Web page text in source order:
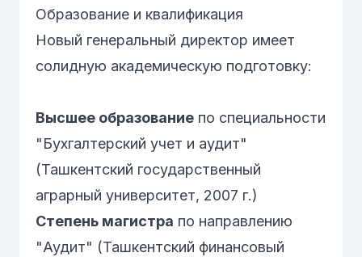
Образование и квалификация
Новый генеральный директор имеет
солидную академическую подготовку:
Высшее образование по специальности
"Бухгалтерский учет и аудит"
(Ташкентский государственный
аграрный университет, 2007 г.)
Степень магистра по направлению
"Аудит" (Ташкентский финансовый